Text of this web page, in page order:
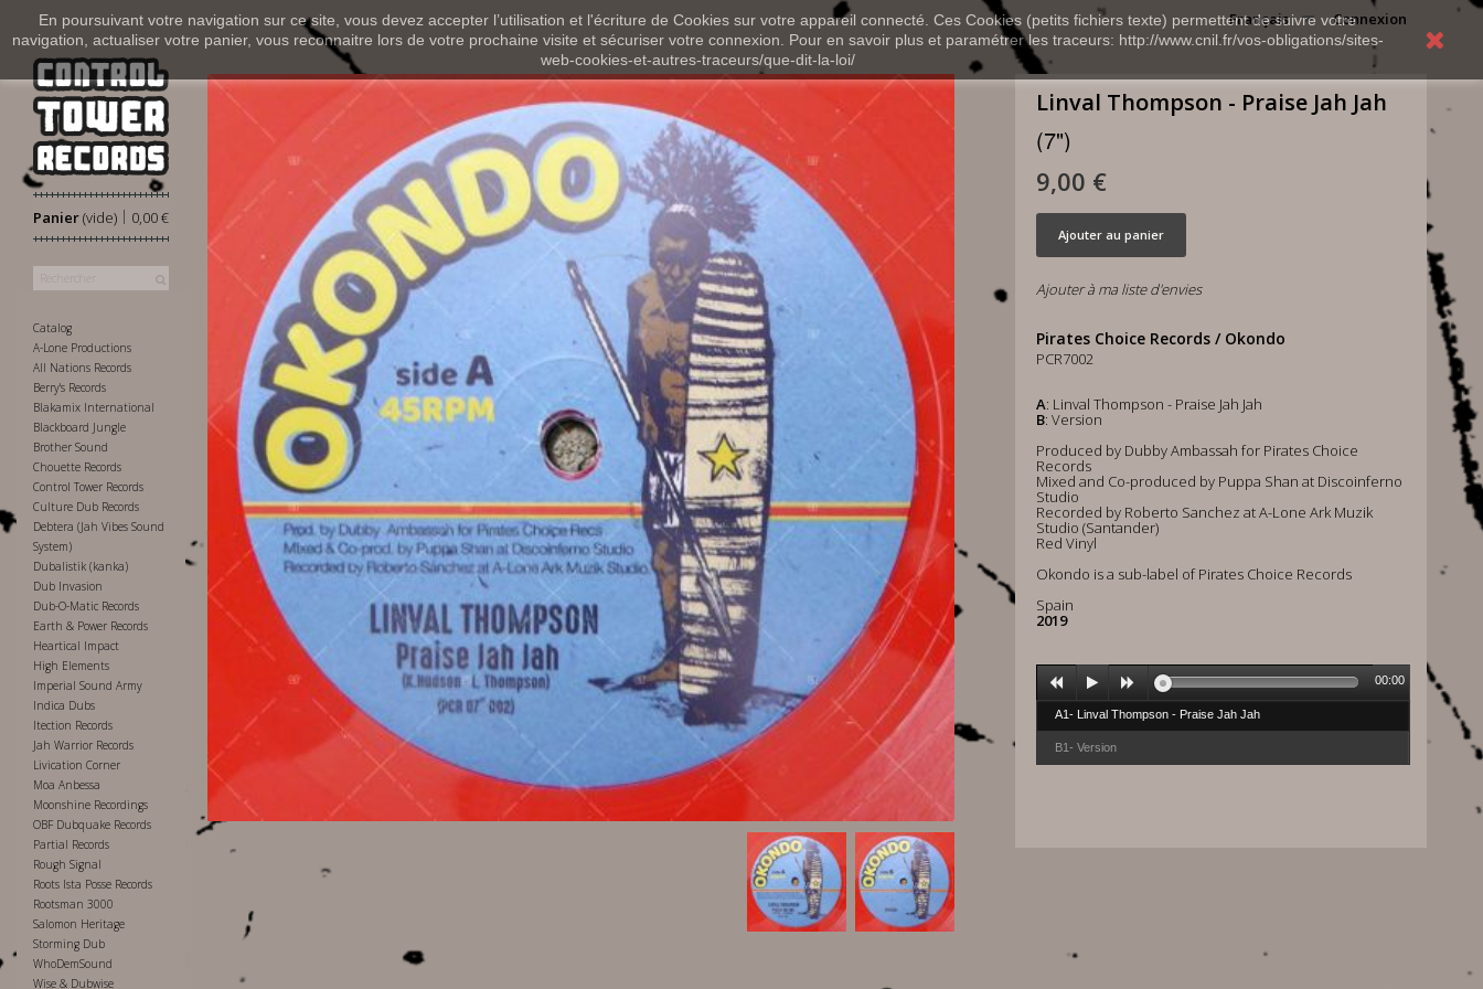
En poursuivant votre navigation sur ce site, vous devez accepter l’utilisation et l'écriture de Cookies sur votre appareil connecté. Ces Cookies (petits fichiers texte) permettent de suivre votre
navigation, actualiser votre panier, vous reconnaitre lors de votre prochaine visite et sécuriser votre connexion. Pour en savoir plus et paramétrer les traceurs: http://www.cnil.fr/vos-obligations/sites-
web-cookies-et-autres-traceurs/que-dit-la-loi/
Connexion
Français
Panier 0,00 €
|
(vide)
Catalog
A-Lone Productions
All Nations Records
Berry's Records
Blakamix International
Blackboard Jungle
Brother Sound
Chouette Records
Control Tower Records
Culture Dub Records
Debtera (Jah Vibes Sound
System)
Dubalistik (kanka)
Dub Invasion
Dub-O-Matic Records
Earth & Power Records
Heartical Impact
High Elements
Imperial Sound Army
Indica Dubs
Itection Records
Jah Warrior Records
Livication Corner
Moa Anbessa
Moonshine Recordings
OBF Dubquake Records
Partial Records
Rough Signal
Roots Ista Posse Records
Rootsman 3000
Salomon Heritage
Storming Dub
WhoDemSound
Wise & Dubwise
Linval Thompson - Praise Jah Jah
(7")
9,00 €
Ajouter au panier
Ajouter à ma liste d'envies
Pirates Choice Records / Okondo
PCR7002
A: Linval Thompson - Praise Jah Jah
B: Version
Produced by Dubby Ambassah for Pirates Choice
Records
Mixed and Co-produced by Puppa Shan at Discoinferno
Studio
Recorded by Roberto Sanchez at A-Lone Ark Muzik
Studio (Santander)
Red Vinyl
Okondo is a sub-label of Pirates Choice Records
Spain
2019
A1- Linval Thompson - Praise Jah Jah
B1- Version
00:00